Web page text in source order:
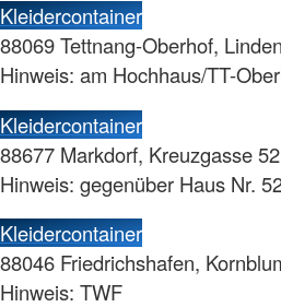
Kleidercontainer
88069 Tettnang-Oberhof,
Hinweis: am Hochhaus/TT-
Kleidercontainer
88677 Markdorf, Kreuzgasse 52
Hinweis: gegenüber Haus Nr.
Kleidercontainer
88046 Friedrichshafen,
Hinweis: TWF